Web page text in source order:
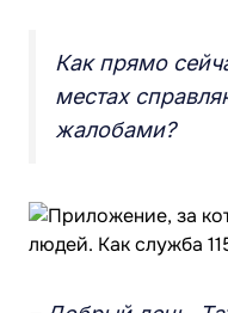
Как прямо
местах
жалобами?